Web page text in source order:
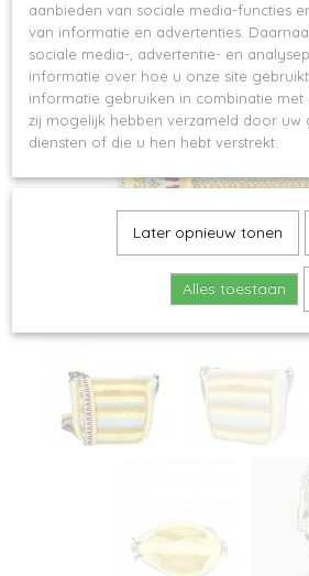
aanbieden van sociale media-functies
van informatie en advertenties.
sociale media-, advertentie- en
informatie over hoe u onze site
informatie gebruiken in combinatie met
zij mogelijk hebben verzameld door uw
diensten of die u hen hebt verstrekt.
Later opnieuw tonen
Alles toestaan